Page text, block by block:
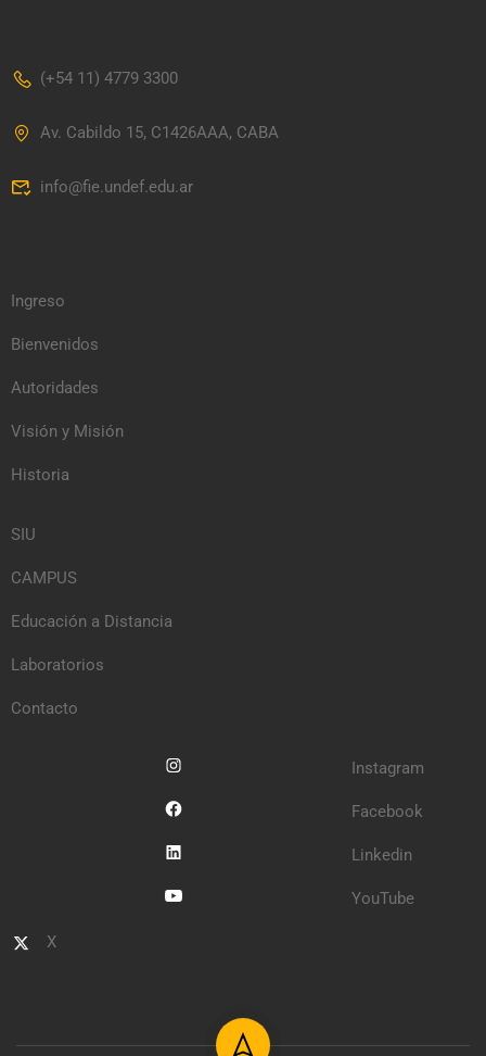
(+54 11) 4779 3300
Av. Cabildo 15, C1426AAA, CABA
info@fie.undef.edu.ar
Ingreso
Bienvenidos
Autoridades
Visión y Misión
Historia
SIU
CAMPUS
Educación a Distancia
Laboratorios
Contacto
Instagram
Facebook
Linkedin
YouTube
X